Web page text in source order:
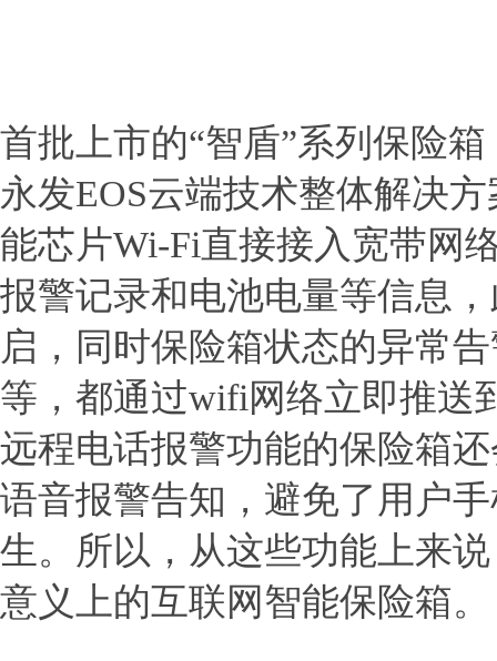
首批上市的“智盾”系列保险
永发EOS云端技术整体解决
能芯片Wi-Fi直接接入宽带网
报警记录和电池电量等信息
启，同时保险箱状态的异常
等，都通过wifi网络立即推送
远程电话报警功能的保险箱
语音报警告知，避免了用户
生。所以，从这些功能上来
意义上的互联网智能保险箱。